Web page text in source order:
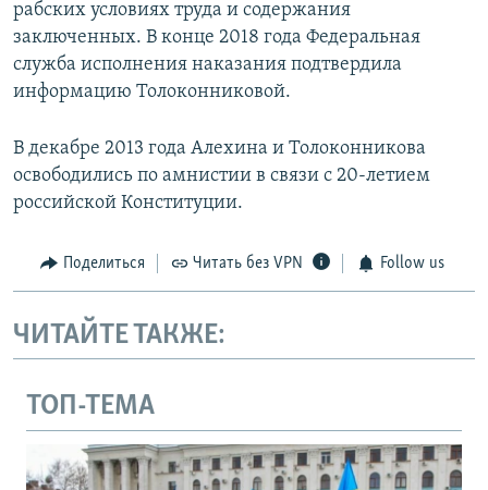
рабских условиях труда и содержания
заключенных. В конце 2018 года Федеральная
служба исполнения наказания подтвердила
информацию Толоконниковой.
В декабре 2013 года Алехина и Толоконникова
освободились по амнистии в связи с 20-летием
российской Конституции.
Поделиться Читать без VPN Follow us
ЧИТАЙТЕ ТАКЖЕ:
ТОП-ТЕМА